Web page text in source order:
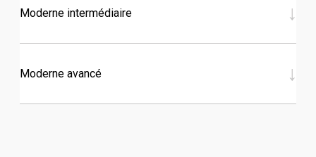
Moderne intermédiaire ↓
Moderne avancé ↓